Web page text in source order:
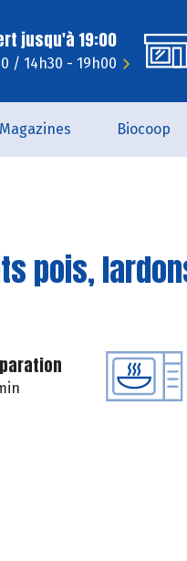
jusqu'à 19:00
/ 14h30 - 19h00
Magazines Biocoop
pois,